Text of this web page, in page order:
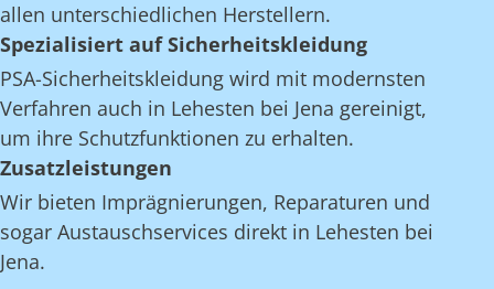
allen unterschiedlichen Herstellern.
Spezialisiert auf Sicherheitskleidung
PSA-Sicherheitskleidung wird mit modernsten
Verfahren auch in Lehesten bei Jena gereinigt,
um ihre Schutzfunktionen zu erhalten.
Zusatzleistungen
Wir bieten Imprägnierungen, Reparaturen und
sogar Austauschservices direkt in Lehesten bei
Jena.